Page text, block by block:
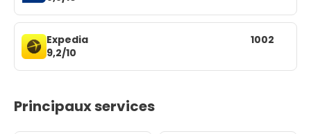
Expedia
9,2/10
1002
Principaux services